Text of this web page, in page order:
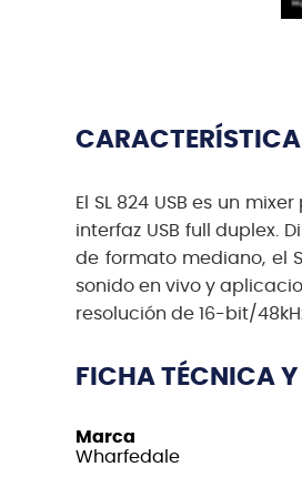
El SL 824 USB es un
interfaz USB full duplex.
de formato mediano, el
sonido en vivo y
resolución de 16-bit/
FICHA TÉCNICA
Marca
Wharfedale